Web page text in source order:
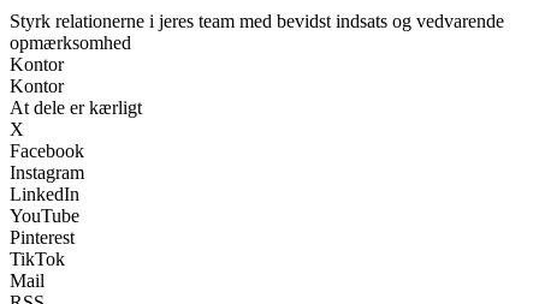
Styrk relationerne i jeres team med bevidst indsats og vedvarende
opmærksomhed
Kontor
Kontor
At dele er kærligt
X
Facebook
Instagram
LinkedIn
YouTube
Pinterest
TikTok
Mail